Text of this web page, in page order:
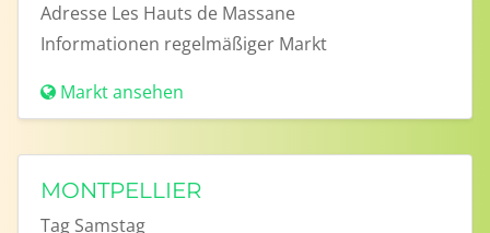
Adresse Les Hauts de Massane
Informationen regelmäßiger Markt
Markt ansehen
MONTPELLIER
Tag Samstag